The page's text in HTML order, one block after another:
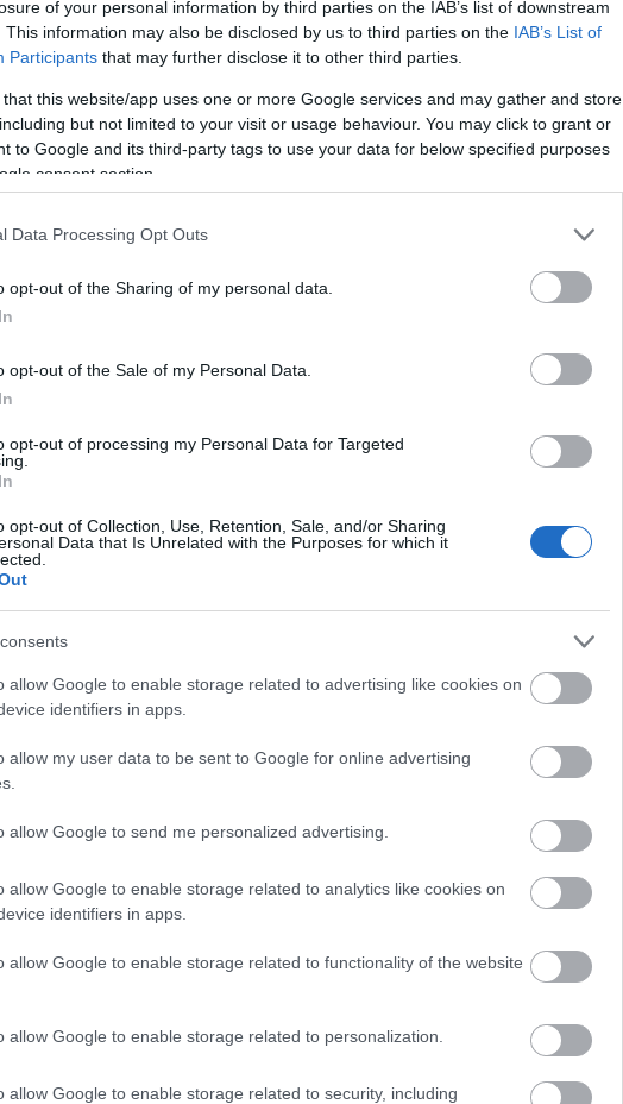
of your personal information by third parties on the IAB’s list of downstream
This information may also be disclosed by us to third parties on the IAB’s List of
Participants that may further disclose it to other third parties.
that this website/app uses one or more Google services and may gather and store
but not limited to your visit or usage behaviour. You may click to grant or
to Google and its third-party tags to use your data for below specified purposes
consent section.
Data Processing Opt Outs
opt-out of the Sharing of my personal data.
opt-out of the Sale of my Personal Data.
opt-out of processing my Personal Data for Targeted
opt-out of Collection, Use, Retention, Sale, and/or Sharing
Data that Is Unrelated with the Purposes for which it
allow Google to enable storage related to advertising like cookies on
identifiers in apps.
allow my user data to be sent to Google for online advertising
allow Google to send me personalized advertising.
allow Google to enable storage related to analytics like cookies on
identifiers in apps.
allow Google to enable storage related to functionality of the website
allow Google to enable storage related to personalization.
allow Google to enable storage related to security, including
να διατηρεί την νεανική της εμφάνιση.
τα χέρια σου ξηρά; Δες πώς να
άμεσα την απαλότητά τους
game-changer της
πιο αποτελεσματικές δραστικές ουσίες στην
ότι τουαλουρονικό οξύείναι μια
που του επιτρέπουν να δεσμεύει και να
η εφαρμογή του στα χέρια, κάνει την
νεανική.